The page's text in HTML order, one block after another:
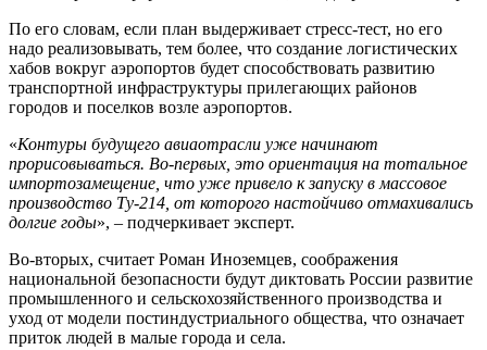
По его словам, если план выдерживает стресс-тест, но его
надо реализовывать, тем более, что создание логистических
хабов вокруг аэропортов будет способствовать развитию
транспортной инфраструктуры прилегающих районов
городов и поселков возле аэропортов.
«Контуры будущего авиаотрасли уже начинают
прорисовываться. Во-первых, это ориентация на тотальное
импортозамещение, что уже привело к запуску в массовое
производство Ту-214, от которого настойчиво отмахивались
долгие годы», – подчеркивает эксперт.
Во-вторых, считает Роман Иноземцев, соображения
национальной безопасности будут диктовать России развитие
промышленного и сельскохозяйственного производства и
уход от модели постиндустриального общества, что означает
приток людей в малые города и села.